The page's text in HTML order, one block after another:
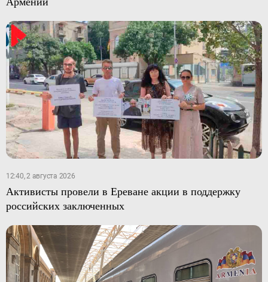
12:40, 2 августа 2026
Активисты провели в Ереване акции в поддержку
российских заключенных